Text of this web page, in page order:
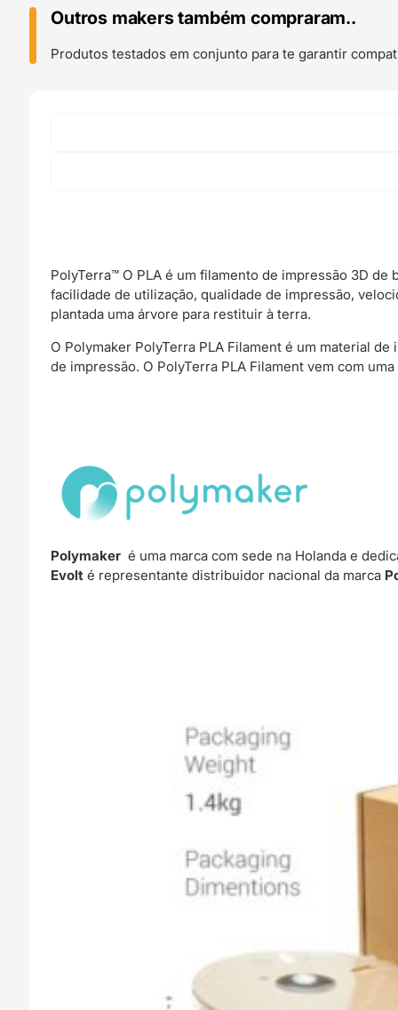
Army
Light
Green
Outros makers também compraram..
Produtos testados em conjunto para te garantir
PolyTerra™️ O PLA é um filamento de impressão 3D
facilidade de utilização, qualidade de impressão,
plantada uma árvore para restituir à terra.
O Polymaker PolyTerra PLA Filament é um material
de impressão. O PolyTerra PLA Filament vem com
Polymaker é uma marca com sede na Holanda e
Evolt é representante distribuidor nacional da marca